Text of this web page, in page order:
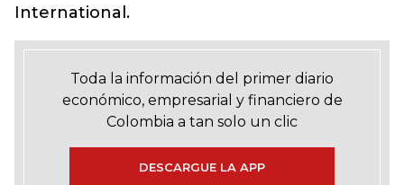
International.
Toda la información del primer diario
económico, empresarial y financiero de
Colombia a tan solo un clic
DESCARGUE LA APP